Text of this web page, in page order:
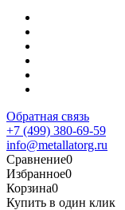
Обратная связь
+7 (499) 380-69-59
info@metallatorg.ru
Сравнение0
Избранное0
Корзина0
Купить в один клик